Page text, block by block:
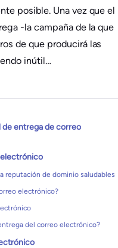
posible. Una vez que el
-la campaña de la que
de que producirá las
inútil…
de entrega de correo
reputación de dominio saludables
electrónico?
del correo electrónico?